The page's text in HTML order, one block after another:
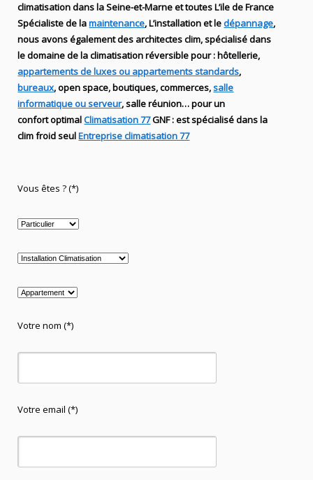
climatisation dans la Seine-et-Marne et toutes L’ile de France
Spécialiste delamaintenance, L’installationet ledépannage,
nous avons également des architectes clim,spécialisé dans
le domaine de laclimatisation réversiblepour : hôtellerie,
appartements de luxes ou appartements standards,
bureaux, open space, boutiques, commerces,salle
informatique ou serveur, salle réunion… pour un
confort optimalClimatisation 77GNF:estspécialisédans la
climfroid seulEntreprise climatisation 77
Vous êtes ? (*)
Votre nom (*)
Votre email (*)